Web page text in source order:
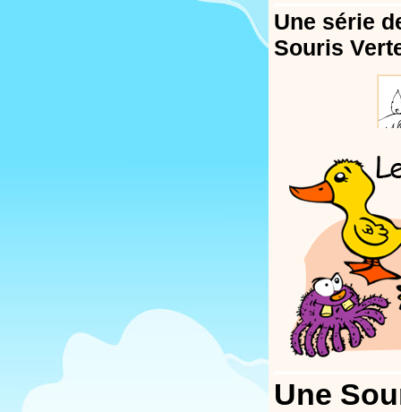
Une série
Souris
Une